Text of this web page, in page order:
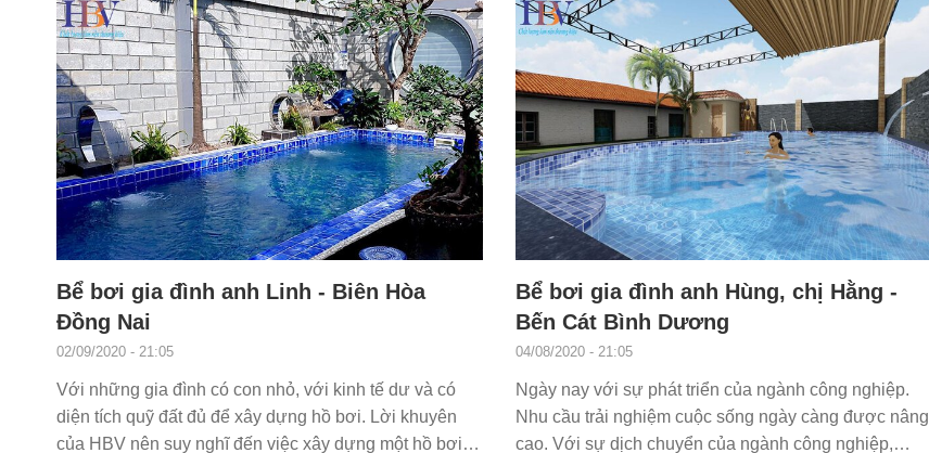
Bể bơi gia đình anh Linh - Biên Hòa
Đồng Nai
02/09/2020 - 21:05
Với những gia đình có con nhỏ, với kinh tế dư và có
diện tích quỹ đất đủ để xây dựng hồ bơi. Lời khuyên
của HBV nên suy nghĩ đến việc xây dựng một hồ bơi.
Bể bơi gia đình anh Hùng, chị Hằng -
Bến Cát Bình Dương
04/08/2020 - 21:05
Ngày nay với sự phát triển của ngành công nghiệp.
Nhu cầu trải nghiệm cuộc sống ngày càng được nâng
cao. Với sự dịch chuyển của ngành công nghiệp,